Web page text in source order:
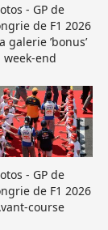
- GP de
de F1 2026
galerie ’bonus’
week-end
- GP de
de F1 2026
course